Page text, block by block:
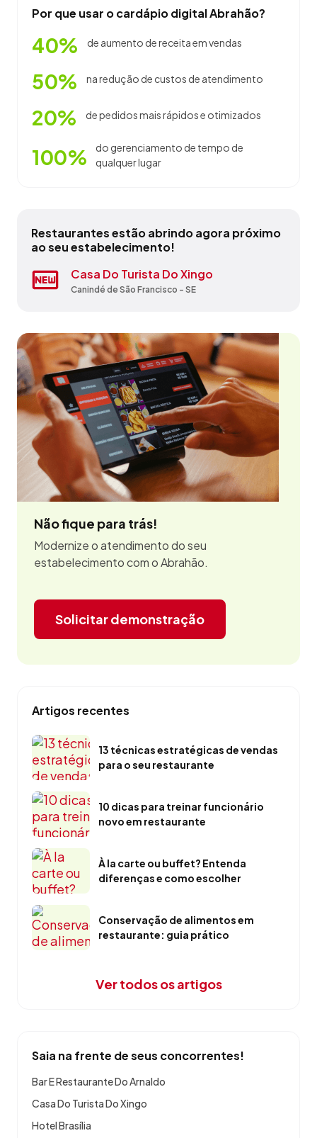
Por que usar o cardápio digital Abrahão?
40% de aumento de receita em vendas
50% na redução de custos de atendimento
20% de pedidos mais rápidos e otimizados
100%
do gerenciamento de tempo de
qualquer lugar
Restaurantes estão abrindo agora próximo
ao seu estabelecimento!
Bar E Restaurante Do Arnaldo
Canindé de São Francisco - SE
Casa Do Turista Do Xingo
Canindé de São Francisco - SE
Hotel Brasília
Aracaju - SE
Pastel Sol
Aracaju - SE
Pizzaria Ar & Mar
Barra dos Coqueiros - SE
Quiosque Das Cearenses
Canindé de São Francisco - SE
Quiosque Velho Chico
Canindé de São Francisco - SE
Restaurante Cantina D'itália
Aracaju - SE
Restaurante E Pizzaria Sparttacus
Canindé de São Francisco - SE
Society Moreira E Eventos
Capela - SE
Não fique para trás!
Modernize o atendimento do seu
estabelecimento com o Abrahão.
Solicitar demonstração
Artigos recentes
13 técnicas estratégicas de vendas
para o seu restaurante
10 dicas para treinar funcionário
novo em restaurante
À la carte ou buffet? Entenda
diferenças e como escolher
Conservação de alimentos em
restaurante: guia prático
Ver todos os artigos
Saia na frente de seus concorrentes!
Bar E Restaurante Do Arnaldo
Casa Do Turista Do Xingo
Hotel Brasília